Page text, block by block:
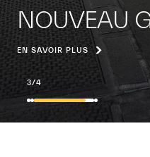
L’ANNÉE
EN SAVOIR PLUS
4/4